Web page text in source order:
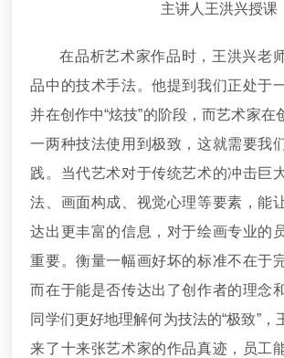
主讲人王洪兴授课
在品析艺术家作品时，王洪兴老
品中的技术手法。他提到我们正处于
并在创作中“炫技”的阶段，而艺术家在
一两种技法使用到极致，这就需要我
践。当代艺术对于传统艺术的冲击巨
法、画面构成、视觉心理等要素，能
达出更丰富的信息，对于绘画专业的
重要。衡量一幅画好坏的标准不在于
而在于能是否传达出了创作者的理念
同学们更好地理解何为技法的“极致”，
来了十来张艺术家的作品真迹，员工